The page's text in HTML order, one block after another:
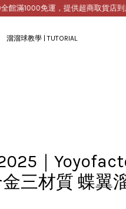
1000免運，提供超商取貨店到店
溜溜球教學 | TUTORIAL
｜
三材質 蝶翼